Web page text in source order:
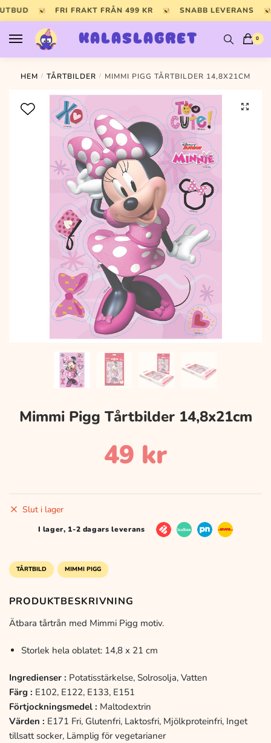
Skip
to
navigation
Skip
to
content
FRI FRAKT FRÅN 499 KR SNABB LEVERANS
KALASLAGRET 0
HEM / TÅRTBILDER / MIMMI PIGG TÅRTBILDER 14,8X21CM
🔍
Mimmi Pigg Tårtbilder 14,8x21cm
49 kr
Slut i lager
I lager, 1-2 dagars leverans
TÅRTBILD MIMMI PIGG
PRODUKTBESKRIVNING
Ätbara tårtrån med Mimmi Pigg motiv.
Storlek hela oblatet: 14,8 x 21 cm
Ingredienser : Potatisstärkelse, Solrosolja, Vatten
Färg : E102, E122, E133, E151
Förtjockningsmedel : Maltodextrin
Värden : E171 Fri, Glutenfri, Laktosfri, Mjölkproteinfri, Inget
tillsatt socker, Lämplig för vegetarianer